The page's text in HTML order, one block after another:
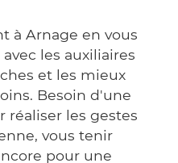
à Arnage en vous
les auxiliaires
et les mieux
Besoin d'une
réaliser les gestes
vous tenir
pour une